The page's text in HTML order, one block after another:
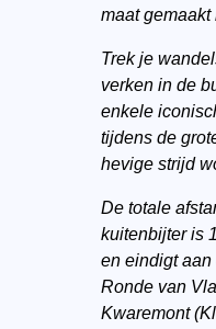
maat gemaakt
Trek je
verken in de
enkele
tijdens de
hevige strijd
De totale
kuitenbijter is
en eindigt aan
Ronde van
Kwaremont